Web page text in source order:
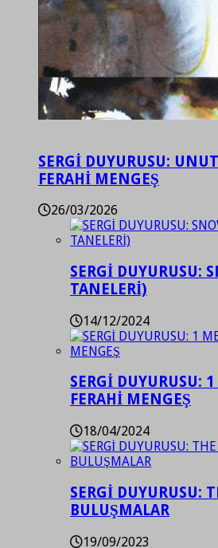
SERGİ DUYURUSU:
FERAHİ MENGEŞ
26/03/2026
SERGİ DUYURUSU:
TANELERİ)
14/12/2024
SERGİ DUYURUSU:
FERAHİ MENGEŞ
18/04/2024
SERGİ DUYURUSU:
BULUŞMALAR
19/09/2023